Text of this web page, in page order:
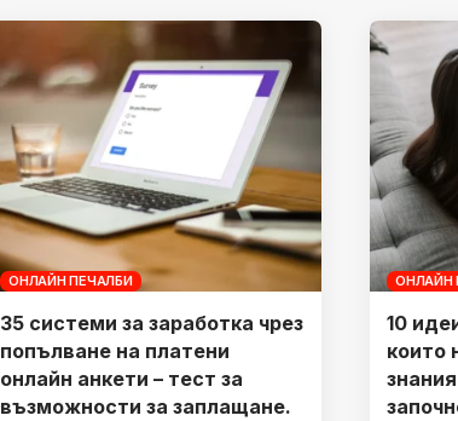
ОНЛАЙН ПЕЧАЛБИ
35 системи за заработка чрез
попълване на платени
онлайн анкети – тест за
възможности за заплащане.
ОНЛАЙН
10
които